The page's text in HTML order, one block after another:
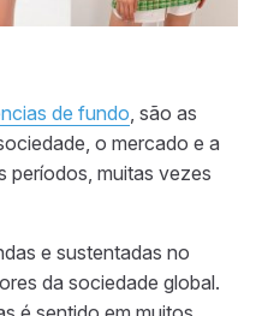
de fundo, são as
o mercado e a
períodos, muitas vezes
e sustentadas no
da sociedade global.